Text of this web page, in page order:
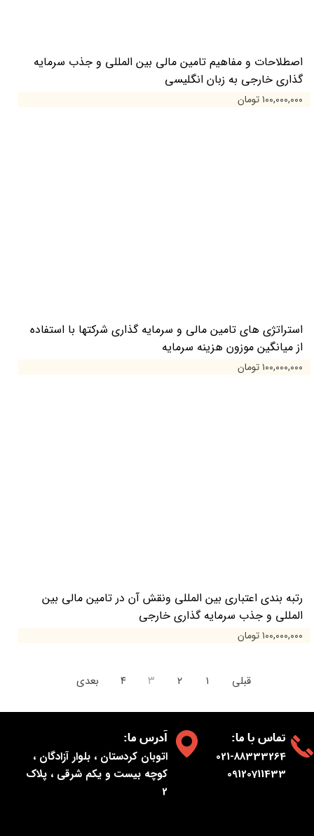
اصطلاحات و مفاهیم تامین مالی بین المللی و جذب سرمایه
گذاری خارجی به زبان انگلیسی
۱۰۰,۰۰۰,۰۰۰ تومان
استراتژی های تامین مالی و سرمایه گذاری شرکتها با استفاده
از میانگین موزون هزینه سرمایه
۱۰۰,۰۰۰,۰۰۰ تومان
رتبه بندی اعتباری بین المللی ونقش آن در تامین مالی بین
المللی و جذب سرمایه گذاری خارجی
۱۰۰,۰۰۰,۰۰۰ تومان
قبلی ۱ ۲ ۳ ۴ بعدی
:تماس با ما
021-88333264
09120711433
:آدرس ما
اتوبان کردستان ، بلوار آزادگان ،
کوچه بیست و یکم شرقی ، پلاک
2